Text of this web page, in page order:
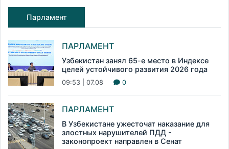
Парламент
ПАРЛАМЕНТ
Узбекистан занял 65-е место в Индексе
целей устойчивого развития 2026 года
09:53 | 07.08 0
ПАРЛАМЕНТ
В Узбекистане ужесточат наказание для
злостных нарушителей ПДД -
законопроект направлен в Сенат